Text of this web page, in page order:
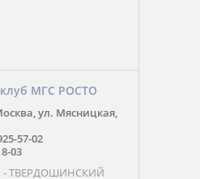
МГС РОСТО
ул. Мясницкая,
57-02
03
- ТВЕРДОШИНСКИЙ